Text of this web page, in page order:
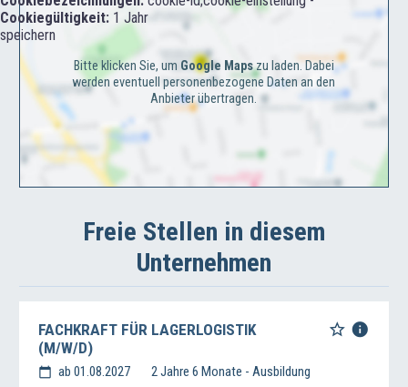
Cookiegültigkeit: 1 Jahr
speichern
Bitte klicken Sie, um Google Mapszu laden. Dabei
werden eventuell personenbezogene Daten an den
Anbieter übertragen.
Freie Stellen in diesem
Unternehmen
FACHKRAFT FÜR LAGERLOGISTIK
(M/W/D)
ab 01.08.2027 2 Jahre 6 Monate - Ausbildung